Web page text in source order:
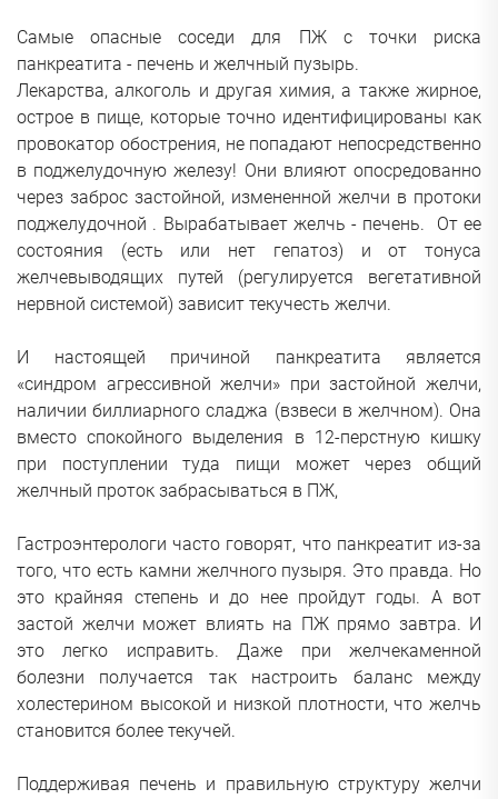
Самые опасные соседи для ПЖ с точки риска
панкреатита - печень и желчный пузырь.
Лекарства, алкоголь и другая химия, а также жирное,
острое в пище, которые точно идентифицированы как
провокатор обострения, не попадают непосредственно
в поджелудочную железу! Они влияют опосредованно
через заброс застойной, измененной желчи в протоки
поджелудочной . Вырабатывает желчь - печень. От ее
состояния (есть или нет гепатоз) и от тонуса
желчевыводящих путей (регулируется вегетативной
нервной системой) зависит текучесть желчи.
И настоящей причиной панкреатита является
«синдром агрессивной желчи» при застойной желчи,
наличии биллиарного сладжа (взвеси в желчном). Она
вместо спокойного выделения в 12-перстную кишку
при поступлении туда пищи может через общий
желчный проток забрасываться в ПЖ,
Гастроэнтерологи часто говорят, что панкреатит из-за
того, что есть камни желчного пузыря. Это правда. Но
это крайняя степень и до нее пройдут годы. А вот
застой желчи может влиять на ПЖ прямо завтра. И
это легко исправить. Даже при желчекаменной
болезни получается так настроить баланс между
холестерином высокой и низкой плотности, что желчь
становится более текучей.
Поддерживая печень и правильную структуру желчи